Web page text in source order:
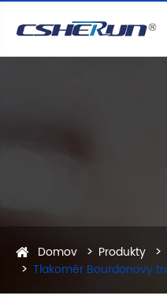
Domov Produkty
Tlakoměr Bourdonovy